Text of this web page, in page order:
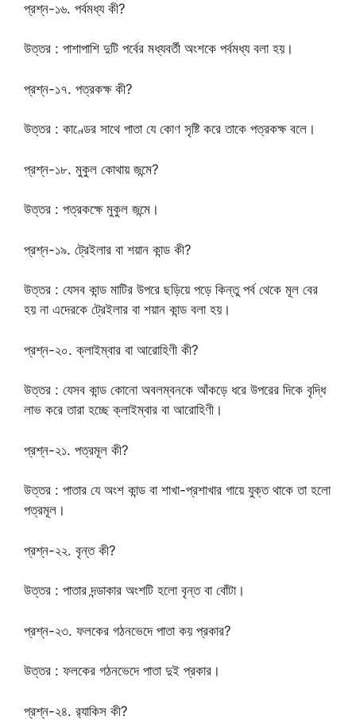
প্রশ্ন-১৬. পর্বমধ্য কী?
উত্তর : পাশাপাশি দুটি পর্বের মধ্যবর্তী অংশকে পর্বমধ্য বলা হয়।
প্রশ্ন-১৭. পত্রকক্ষ কী?
উত্তর : কাণ্ডের সাথে পাতা যে কোণ সৃষ্টি করে তাকে পত্রকক্ষ বলে।
প্রশ্ন-১৮. মুকুল কোথায় জন্মে?
উত্তর : পত্রকক্ষে মুকুল জন্মে।
প্রশ্ন-১৯. ট্রেইলার বা শয়ান কান্ড কী?
উত্তর : যেসব কান্ড মাটির উপরে ছড়িয়ে পড়ে কিন্তু পর্ব থেকে মূল বের
হয় না এদেরকে ট্রেইলার বা শয়ান কান্ড বলা হয়।
প্রশ্ন-২০. ক্লাইম্বার বা আরোহিণী কী?
উত্তর : যেসব কান্ড কোনো অবলম্বনকে আঁকড়ে ধরে উপরের দিকে বৃদ্ধি
লাভ করে তারা হচ্ছে ক্লাইম্বার বা আরোহিণী।
প্রশ্ন-২১. পত্রমূল কী?
উত্তর : পাতার যে অংশ কান্ড বা শাখা-প্রশাখার গায়ে যুক্ত থাকে তা হলো
পত্রমূল।
প্রশ্ন-২২. বৃন্ত কী?
উত্তর : পাতার দন্ডাকার অংশটি হলো বৃন্ত বা বোঁটা।
প্রশ্ন-২৩. ফলকের গঠনভেদে পাতা কয় প্রকার?
উত্তর : ফলকের গঠনভেদে পাতা দুই প্রকার।
প্রশ্ন-২৪. র‌্যাকিস কী?